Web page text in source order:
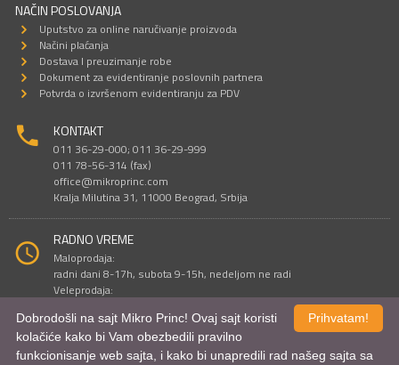
NAČIN POSLOVANJA
Uputstvo za online naručivanje proizvoda
Načini plaćanja
Dostava I preuzimanje robe
Dokument za evidentiranje poslovnih partnera
Potvrda o izvršenom evidentiranju za PDV
KONTAKT
011 36-29-000; 011 36-29-999
011 78-56-314 (fax)
office@mikroprinc.com
Kralja Milutina 31, 11000 Beograd, Srbija
RADNO VREME
Maloprodaja:
radni dani 8-17h, subota 9-15h, nedeljom ne radi
Veleprodaja:
Sve cene su iskazane u dinarima. PDV je uračunat u cenu.
Prihvatam!
Dobrodošli na sajt Mikro Princ! Ovaj sajt koristi
kolačiće kako bi Vam obezbedili pravilno
funkcionisanje web sajta, i kako bi unapredili rad našeg sajta sa